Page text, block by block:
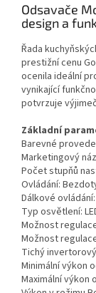
Odsavače
design a
Řada
prestižní cenu
ocenila ideální
vynikající
potvrzuje
Základní
Barevné
Marketingový
Počet stupňů
Ovládání:
Dálkové ovládání:
Typ osvětlení:
Možnost
Možnost
Tichý
Minimální výkon
Maximální výkon